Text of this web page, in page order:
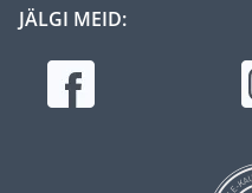
JÄLGI MEID: